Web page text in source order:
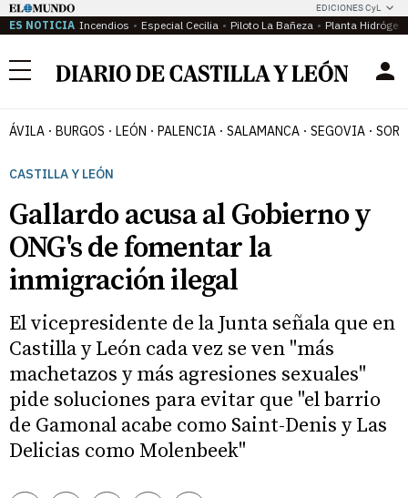
EDICIONES CyL
ES NOTICIA Incendios Especial Cecilia Piloto La Bañeza Planta
Menú
ÁVILA BURGOS LEÓN PALENCIA SALAMANCA SEGOVIA
CASTILLA Y LEÓN
Gallardo acusa al Gobierno y
ONG's de fomentar la
inmigración ilegal
El vicepresidente de la Junta señala que en
Castilla y León cada vez se ven "más
machetazos y más agresiones sexuales"
pide soluciones para evitar que "el barrio
de Gamonal acabe como Saint-Denis y Las
Delicias como Molenbeek"